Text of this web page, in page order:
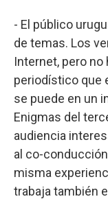
- El público
de temas. Los
Internet, pero no
periodístico que
se puede en un
Enigmas del
audiencia
al co-
misma
trabaja también